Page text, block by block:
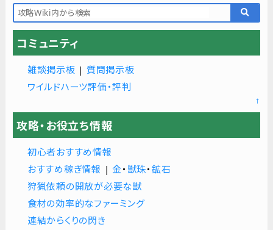
コミュニティ
雑談掲示板 | 質問掲示板
ワイルドハーツ評価・評判
↑
攻略・お役立ち情報
初心者おすすめ情報
おすすめ稼ぎ情報 |金・ 獣珠・ 鉱石
狩猟依頼の開放が必要な獣
食材の効率的なファーミング
連結からくりの閃き